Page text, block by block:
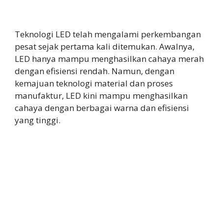
Teknologi LED telah mengalami perkembangan
pesat sejak pertama kali ditemukan. Awalnya,
LED hanya mampu menghasilkan cahaya merah
dengan efisiensi rendah. Namun, dengan
kemajuan teknologi material dan proses
manufaktur, LED kini mampu menghasilkan
cahaya dengan berbagai warna dan efisiensi
yang tinggi.